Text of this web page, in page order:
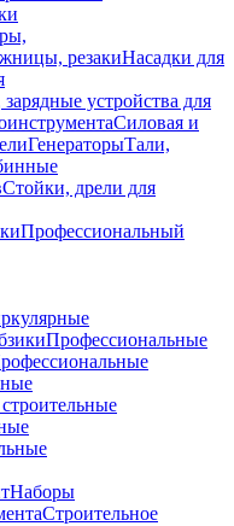
резакиНасадки для
устройства для
Силовая и
ГенераторыТали,
Стойки, дрели для
Профессиональный
Профессиональные
Наборы
Строительное